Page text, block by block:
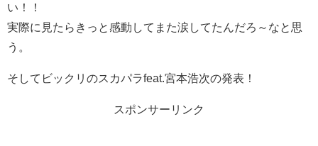
い！！
実際に見たらきっと感動してまた涙してたんだろ～なと思
う。
そしてビックリのスカパラfeat.宮本浩次の発表！
スポンサーリンク